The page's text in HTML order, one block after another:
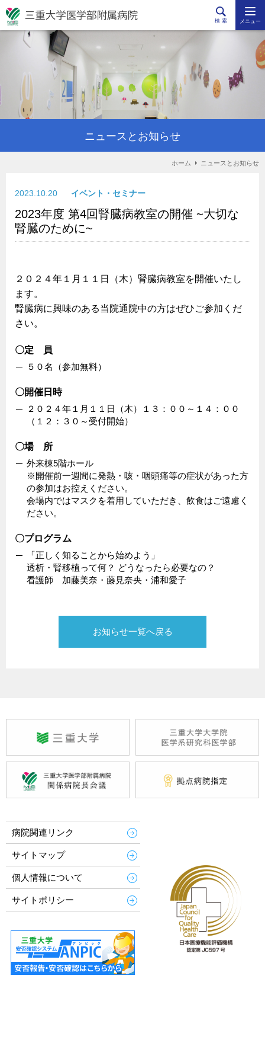
検 索 メニュー
ニュースとお知らせ
ホーム ニュースとお知らせ
2023.10.20 イベント・セミナー
2023年度 第4回腎臓病教室の開催 ~大切な
腎臓のために~
２０２４年１月１１日（木）腎臓病教室を開催いたし
ます。
腎臓病に興味のある当院通院中の方はぜひご参加くだ
さい。
〇定 員
５０名（参加無料）
〇開催日時
２０２４年１月１１日（木）１３：００～１４：００
（１２：３０～受付開始）
〇場 所
外来棟5階ホール
※開催前一週間に発熱・咳・咽頭痛等の症状があった方
の参加はお控えください。
会場内ではマスクを着用していただき、飲食はご遠慮く
ださい。
〇プログラム
「正しく知ることから始めよう」
透析・腎移植って何？ どうなったら必要なの？
看護師 加藤美奈・藤見奈央・浦和愛子
お知らせ一覧へ戻る
病院関連リンク
サイトマップ
個人情報について
サイトポリシー